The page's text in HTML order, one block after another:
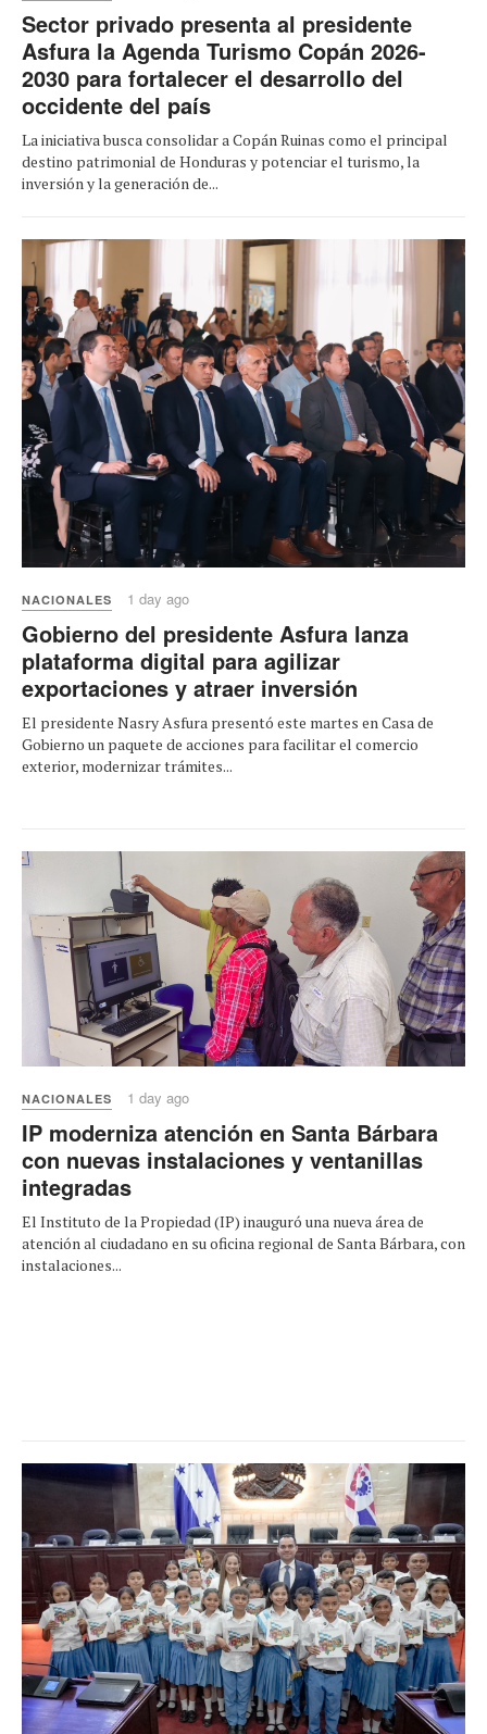
Sector privado presenta al presidente
Asfura la Agenda Turismo Copán 2026-
2030 para fortalecer el desarrollo del
occidente del país
La iniciativa busca consolidar a Copán Ruinas como el principal
destino patrimonial de Honduras y potenciar el turismo, la
inversión y la generación de...
NACIONALES 1 day ago
Gobierno del presidente Asfura lanza
plataforma digital para agilizar
exportaciones y atraer inversión
El presidente Nasry Asfura presentó este martes en Casa de
Gobierno un paquete de acciones para facilitar el comercio
exterior, modernizar trámites...
NACIONALES 1 day ago
IP moderniza atención en Santa Bárbara
con nuevas instalaciones y ventanillas
integradas
El Instituto de la Propiedad (IP) inauguró una nueva área de
atención al ciudadano en su oficina regional de Santa Bárbara, con
instalaciones...